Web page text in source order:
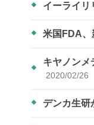
イーライリ
米国FDA、
キヤノンメ
2020/02/26
デンカ生